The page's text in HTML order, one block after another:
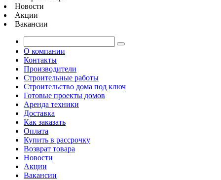
Новости
Акции
Вакансии
О компании
Контакты
Производители
Строительные работы
Строительство дома под ключ
Готовые проекты домов
Аренда техники
Доставка
Как заказать
Оплата
Купить в рассрочку
Возврат товара
Новости
Акции
Вакансии